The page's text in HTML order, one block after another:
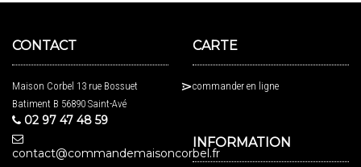
CONTACT
Maison Corbel 13 rue Bossuet
Batiment B 56890 Saint-Avé
02 97 47 48 59
contact@commandemaisoncorbel.fr
CARTE
commander en ligne
INFORMATION